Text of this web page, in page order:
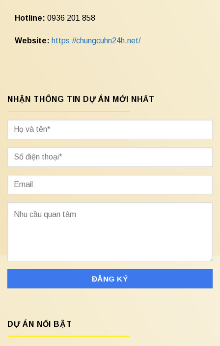
Hotline: 0936 201 858
Website: https://chungcuhn24h.net/
NHẬN THÔNG TIN DỰ ÁN MỚI NHẤT
DỰ ÁN NỔI BẬT